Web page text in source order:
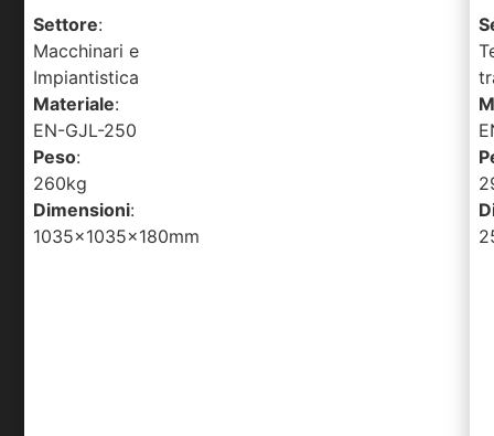
Settore:
Macchinari e
Impiantistica
Materiale:
EN-GJL-250
Peso:
260kg
Dimensioni:
1035x1035x180mm